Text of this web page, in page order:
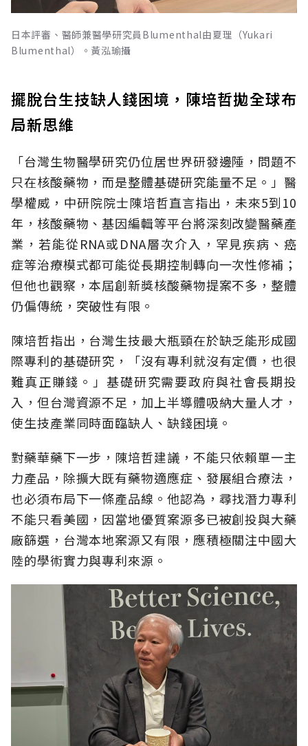
日本評審、醫師兼醫學研究員Blumenthal由夏理（Yukari
Blumenthal）。黃泓瑜攝
擺脫台生技缺人錢困境，陳培哲拋全球布
局新思維
「台灣生物醫學研究仍位居世界研發邊陲，問題不
只在核酸藥物，而是整體基礎研究能量不足。」醫
學權威，中研院院士陳培哲直言指出，未來5到10
年，核酸藥物、基因編輯等平台將深刻改變醫藥產
業，若能從RNA或DNA層次介入，罕見疾病、癌
症等治療模式都可能從長期控制轉向一次性修補；
但他也觀察，本屆創新獎核酸藥物提案不多，整體
仍偏傳統，突破性有限。
陳培哲指出，台灣生技最大瓶頸在於缺乏能形成國
際專利的基礎研究，「沒有專利就沒有定價，也很
難真正賺錢。」基礎研究需要政府與社會長期投
入，但台灣資源不足，加上半導體吸納大量人才，
使生技產業同時面臨缺人、缺錢困境。
對藥華藥下一步，陳培哲建議，不能只依賴單一主
力產品，除擴大既有藥物適應症、發展組合療法，
也必須布局下一條產品線。他認為，尋找潛力專利
不能只看美國，因當地優質案源多已被創投與大藥
廠篩選，台灣本地案源又有限，應積極關注中國大
陸的學術實力與專利來源。